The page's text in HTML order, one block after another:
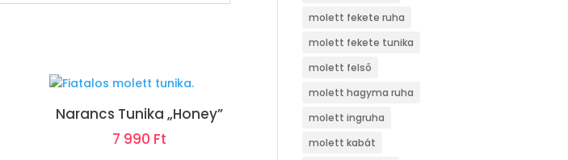
Narancs Tunika „Honey”
7 990 Ft
molett fekete ruha
molett fekete tunika
molett felső
molett hagyma ruha
molett ingruha
molett kabát